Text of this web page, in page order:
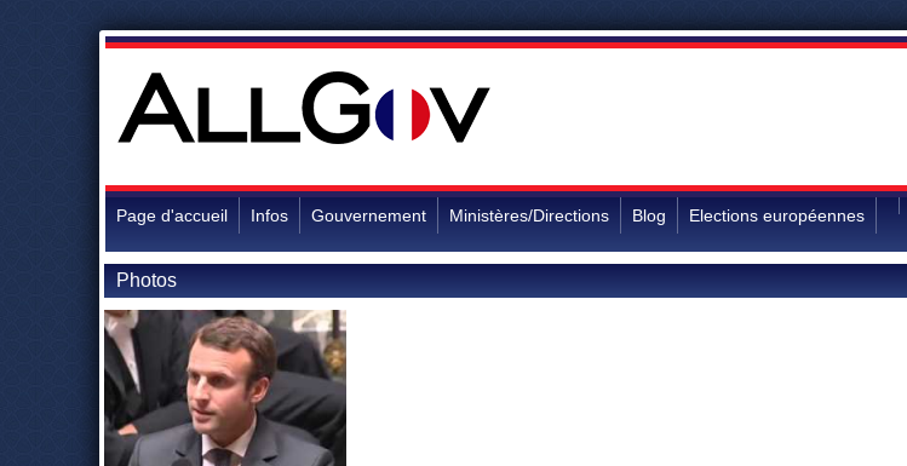
Page d'accueil Infos Gouvernement Ministères/Directions Blog Elections européennes
Photos